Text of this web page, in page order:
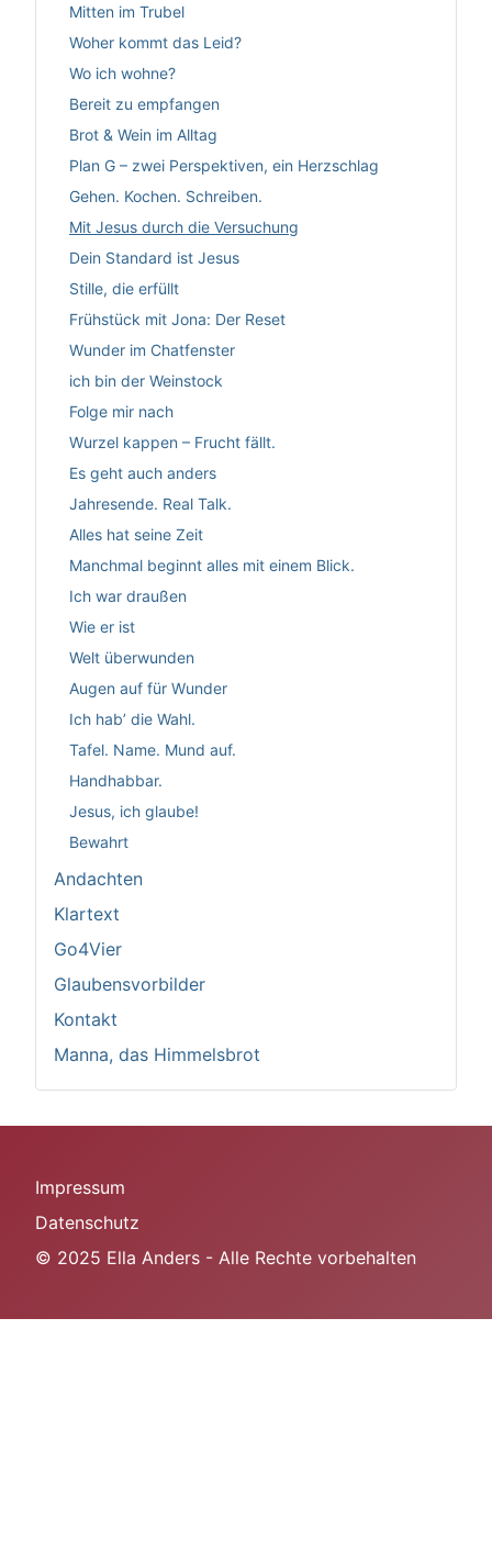
Mitten im Trubel
Woher kommt das Leid?
Wo ich wohne?
Bereit zu empfangen
Brot & Wein im Alltag
Plan G – zwei Perspektiven, ein Herzschlag
Gehen. Kochen. Schreiben.
Mit Jesus durch die Versuchung
Dein Standard ist Jesus
Stille, die erfüllt
Frühstück mit Jona: Der Reset
Wunder im Chatfenster
ich bin der Weinstock
Folge mir nach
Wurzel kappen – Frucht fällt.
Es geht auch anders
Jahresende. Real Talk.
Alles hat seine Zeit
Manchmal beginnt alles mit einem Blick.
Ich war draußen
Wie er ist
Welt überwunden
Augen auf für Wunder
Ich hab’ die Wahl.
Tafel. Name. Mund auf.
Handhabbar.
Jesus, ich glaube!
Bewahrt
Andachten
Klartext
Go4Vier
Glaubensvorbilder
Kontakt
Manna, das Himmelsbrot
Impressum
Datenschutz
© 2025 Ella Anders - Alle Rechte vorbehalten